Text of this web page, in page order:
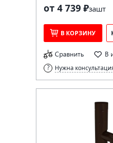
от 4 739 ₽зашт
В КОРЗИНУ
Сравнить В
Нужна